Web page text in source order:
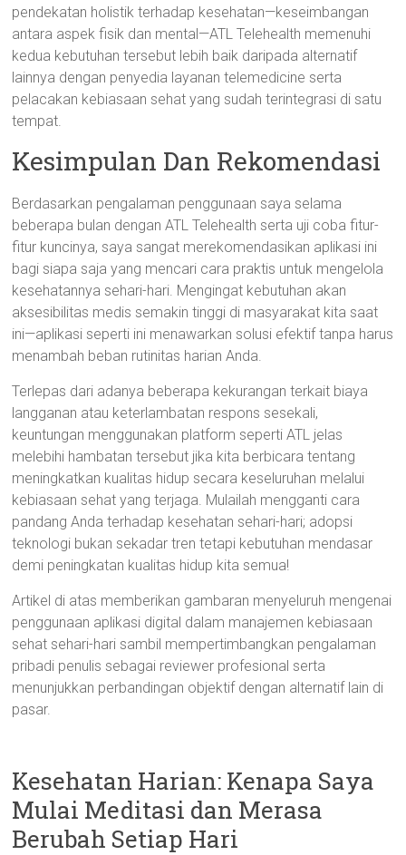
pendekatan holistik terhadap kesehatan—keseimbangan
antara aspek fisik dan mental—ATL Telehealth memenuhi
kedua kebutuhan tersebut lebih baik daripada alternatif
lainnya dengan penyedia layanan telemedicine serta
pelacakan kebiasaan sehat yang sudah terintegrasi di satu
tempat.
Kesimpulan Dan Rekomendasi
Berdasarkan pengalaman penggunaan saya selama
beberapa bulan dengan ATL Telehealth serta uji coba fitur-
fitur kuncinya, saya sangat merekomendasikan aplikasi ini
bagi siapa saja yang mencari cara praktis untuk mengelola
kesehatannya sehari-hari. Mengingat kebutuhan akan
aksesibilitas medis semakin tinggi di masyarakat kita saat
ini—aplikasi seperti ini menawarkan solusi efektif tanpa harus
menambah beban rutinitas harian Anda.
Terlepas dari adanya beberapa kekurangan terkait biaya
langganan atau keterlambatan respons sesekali,
keuntungan menggunakan platform seperti ATL jelas
melebihi hambatan tersebut jika kita berbicara tentang
meningkatkan kualitas hidup secara keseluruhan melalui
kebiasaan sehat yang terjaga. Mulailah mengganti cara
pandang Anda terhadap kesehatan sehari-hari; adopsi
teknologi bukan sekadar tren tetapi kebutuhan mendasar
demi peningkatan kualitas hidup kita semua!
Artikel di atas memberikan gambaran menyeluruh mengenai
penggunaan aplikasi digital dalam manajemen kebiasaan
sehat sehari-hari sambil mempertimbangkan pengalaman
pribadi penulis sebagai reviewer profesional serta
menunjukkan perbandingan objektif dengan alternatif lain di
pasar.
Kesehatan Harian: Kenapa Saya
Mulai Meditasi dan Merasa
Berubah Setiap Hari